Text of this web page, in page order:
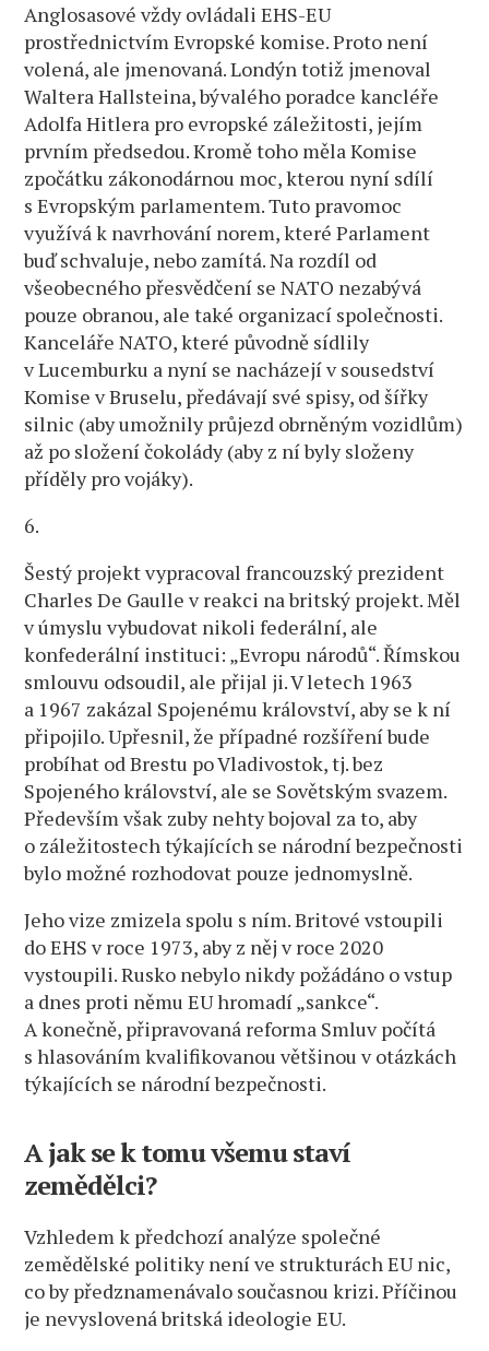
Anglosasové vždy ovládali EHS-EU
prostřednictvím Evropské komise. Proto není
volená, ale jmenovaná. Londýn totiž jmenoval
Waltera Hallsteina, bývalého poradce kancléře
Adolfa Hitlera pro evropské záležitosti, jejím
prvním předsedou. Kromě toho měla Komise
zpočátku zákonodárnou moc, kterou nyní sdílí
s Evropským parlamentem. Tuto pravomoc
využívá k navrhování norem, které Parlament
buď schvaluje, nebo zamítá. Na rozdíl od
všeobecného přesvědčení se NATO nezabývá
pouze obranou, ale také organizací společnosti.
Kanceláře NATO, které původně sídlily
v Lucemburku a nyní se nacházejí v sousedství
Komise v Bruselu, předávají své spisy, od šířky
silnic (aby umožnily průjezd obrněným vozidlům)
až po složení čokolády (aby z ní byly složeny
příděly pro vojáky).
6.
Šestý projekt vypracoval francouzský prezident
Charles De Gaulle v reakci na britský projekt. Měl
v úmyslu vybudovat nikoli federální, ale
konfederální instituci: „Evropu národů“. Římskou
smlouvu odsoudil, ale přijal ji. V letech 1963
a 1967 zakázal Spojenému království, aby se k ní
připojilo. Upřesnil, že případné rozšíření bude
probíhat od Brestu po Vladivostok, tj. bez
Spojeného království, ale se Sovětským svazem.
Především však zuby nehty bojoval za to, aby
o záležitostech týkajících se národní bezpečnosti
bylo možné rozhodovat pouze jednomyslně.
Jeho vize zmizela spolu s ním. Britové vstoupili
do EHS v roce 1973, aby z něj v roce 2020
vystoupili. Rusko nebylo nikdy požádáno o vstup
a dnes proti němu EU hromadí „sankce“.
A konečně, připravovaná reforma Smluv počítá
s hlasováním kvalifikovanou většinou v otázkách
týkajících se národní bezpečnosti.
A jak se k tomu všemu staví
zemědělci?
Vzhledem k předchozí analýze společné
zemědělské politiky není ve strukturách EU nic,
co by předznamenávalo současnou krizi. Příčinou
je nevyslovená britská ideologie EU.